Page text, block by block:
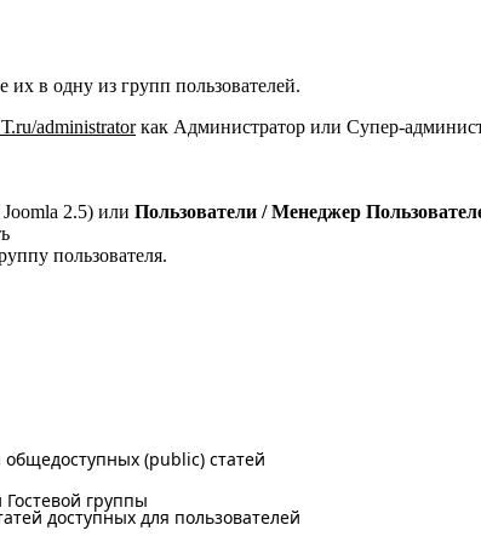
в одну из групп пользователей.
administratorкак Администратор или Супер-
2.5) или Пользователи / Менеджер
пользователя.
(public) статей
группы
доступных для пользователей